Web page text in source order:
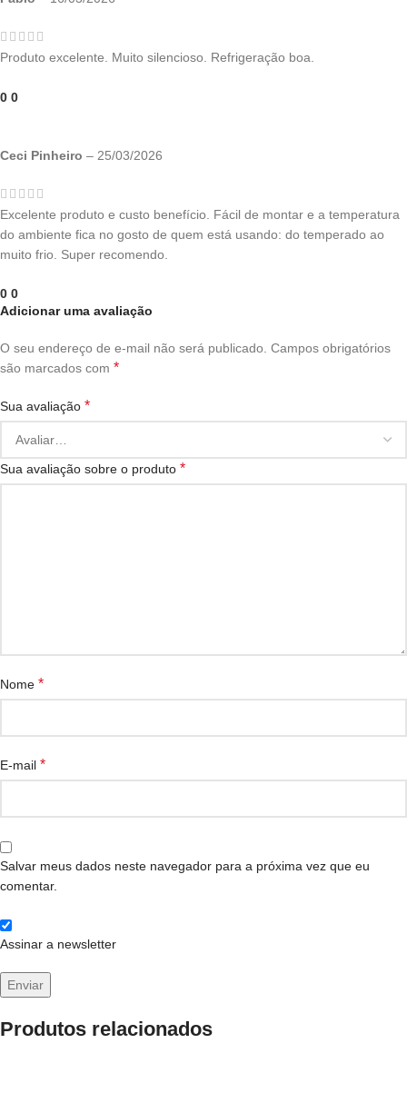
Produto excelente. Muito silencioso. Refrigeração boa.
0 0
Ceci Pinheiro – 25/03/2026
Excelente produto e custo benefício. Fácil de montar e a temperatura
do ambiente fica no gosto de quem está usando: do temperado ao
muito frio. Super recomendo.
0 0
Adicionar uma avaliação
O seu endereço de e-mail não será publicado. Campos obrigatórios
são marcados com *
Sua avaliação *
Sua avaliação sobre o produto *
Nome *
E-mail *
Salvar meus dados neste navegador para a próxima vez que eu
comentar.
Assinar a newsletter
Produtos relacionados